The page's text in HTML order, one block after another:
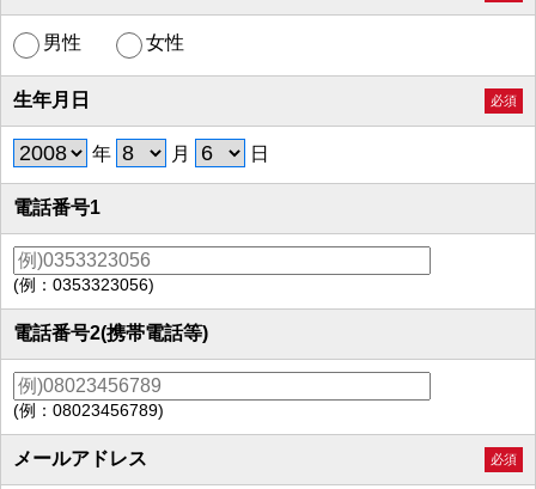
男性 女性
生年月日 必須
年 月 日
電話番号1
(例：0353323056)
電話番号2(携帯電話等)
(例：08023456789)
メールアドレス 必須